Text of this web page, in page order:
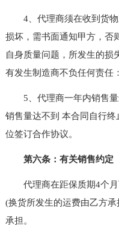
4、代理商须在收到货物
损坏，需书面通知甲方，否
自身质量问题，所发生的损
有发生制造商不负任何责任
5、代理商一年内销售量
销售量达不到 本合同自行
位签订合作协议。
第六条：有关销售约定
代理商在距保质期4个月
(换货所发生的运费由乙方
承担。